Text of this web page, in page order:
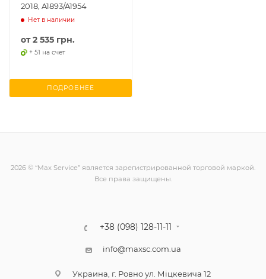
2018, A1893/A1954
Нет в наличии
от2 535 грн.
+ 51 на счет
ПОДРОБНЕЕ
2026 © “Max Service” является зарегистрированной торговой маркой.
Все права защищены.
+38 (098) 128-11-11
info@maxsc.com.ua
Украина, г. Ровно ул. Міцкевича 12